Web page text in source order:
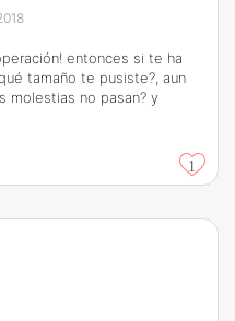
entonces si te ha
tamaño te pusiste?, aun
molestias no pasan? y
1